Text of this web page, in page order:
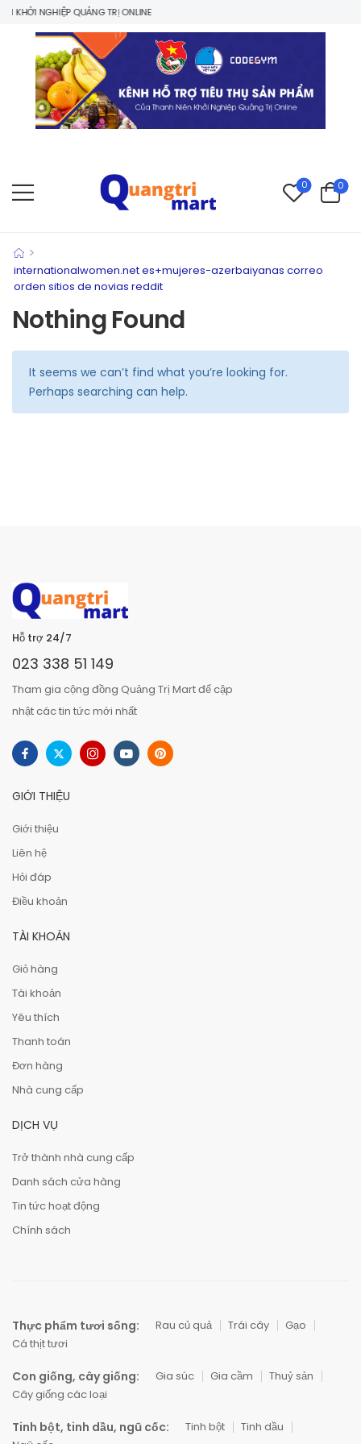
NGHIỆP QUẢNG TRỊ ONLINE
0 0
>
internationalwomen.net es+mujeres-azerbaiyanas correo
orden sitios de novias reddit
Nothing Found
It seems we can’t find what you’re looking for.
Perhaps searching can help.
Hỗ trợ 24/7
023 338 51 149
Tham gia cộng đồng Quảng Trị Mart để cập
nhật các tin tức mới nhất
GIỚI THIỆU
Giới thiệu
Liên hệ
Hỏi đáp
Điều khoản
TÀI KHOẢN
Giỏ hàng
Tài khoản
Yêu thích
Thanh toán
Đơn hàng
Nhà cung cấp
DỊCH VỤ
Trở thành nhà cung cấp
Danh sách cửa hàng
Tin tức hoạt động
Chính sách
Thực phẩm tươi sống: Rau củ quả Trái cây
Gạo
Cá thịt tươi
Con giống, cây giống: Gia súc Gia cầm
Thuỷ sản
Cây giống các loại
Tinh bột, tinh dầu, ngũ cốc: Tinh bột
Tinh dầu